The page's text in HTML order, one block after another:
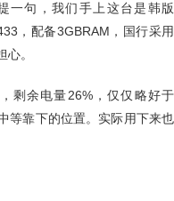
一句，我们手上这台是韩版
，配备3GBRAM，国行采用
。
剩余电量26%，仅仅略好于
等靠下的位置。实际用下来也